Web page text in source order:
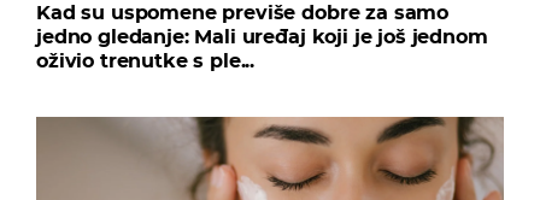
Kad su uspomene previše dobre za samo
jedno gledanje: Mali uređaj koji je još jednom
oživio trenutke s ple...